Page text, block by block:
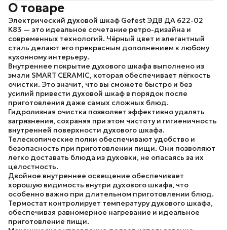
О товаре
Электрический духовой шкаф Gefest ЭДВ ДА 622-02
К83 — это идеальное сочетание ретро-дизайна и
современных технологий. Чёрный цвет и элегантный
стиль делают его прекрасным дополнением к любому
кухонному интерьеру.
Внутреннее покрытие духового шкафа выполнено из
эмали SMART CERAMIC, которая обеспечивает лёгкость
очистки. Это значит, что вы сможете быстро и без
усилий привести духовой шкаф в порядок после
приготовления даже самых сложных блюд.
Гидролизная очистка позволяет эффективно удалять
загрязнения, сохраняя при этом чистоту и гигиеничность
внутренней поверхности духового шкафа.
Телескопические полки обеспечивают удобство и
безопасность при приготовлении пищи. Они позволяют
легко доставать блюда из духовки, не опасаясь за их
целостность.
Двойное внутреннее освещение обеспечивает
хорошую видимость внутри духового шкафа, что
особенно важно при длительном приготовлении блюд.
Термостат контролирует температуру духового шкафа,
обеспечивая равномерное нагревание и идеальное
приготовление пищи.